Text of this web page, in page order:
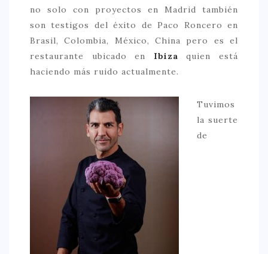
CONTACTO
no solo con proyectos en Madrid también
son testigos del éxito de Paco Roncero en
Brasil, Colombia, México, China pero es el
restaurante ubicado en Ibiza quien está
haciendo más ruido actualmente.
Tuvimos
la suerte
de